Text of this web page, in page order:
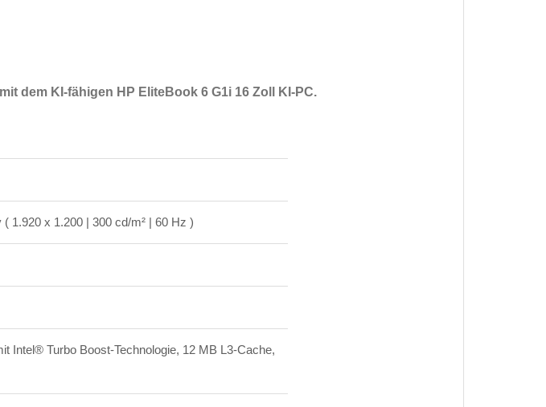
dem KI-fähigen HP EliteBook 6 G1i 16 Zoll KI-PC.
1.920 x 1.200 | 300 cd/m² | 60 Hz )
Turbo Boost-Technologie, 12 MB L3-Cache,